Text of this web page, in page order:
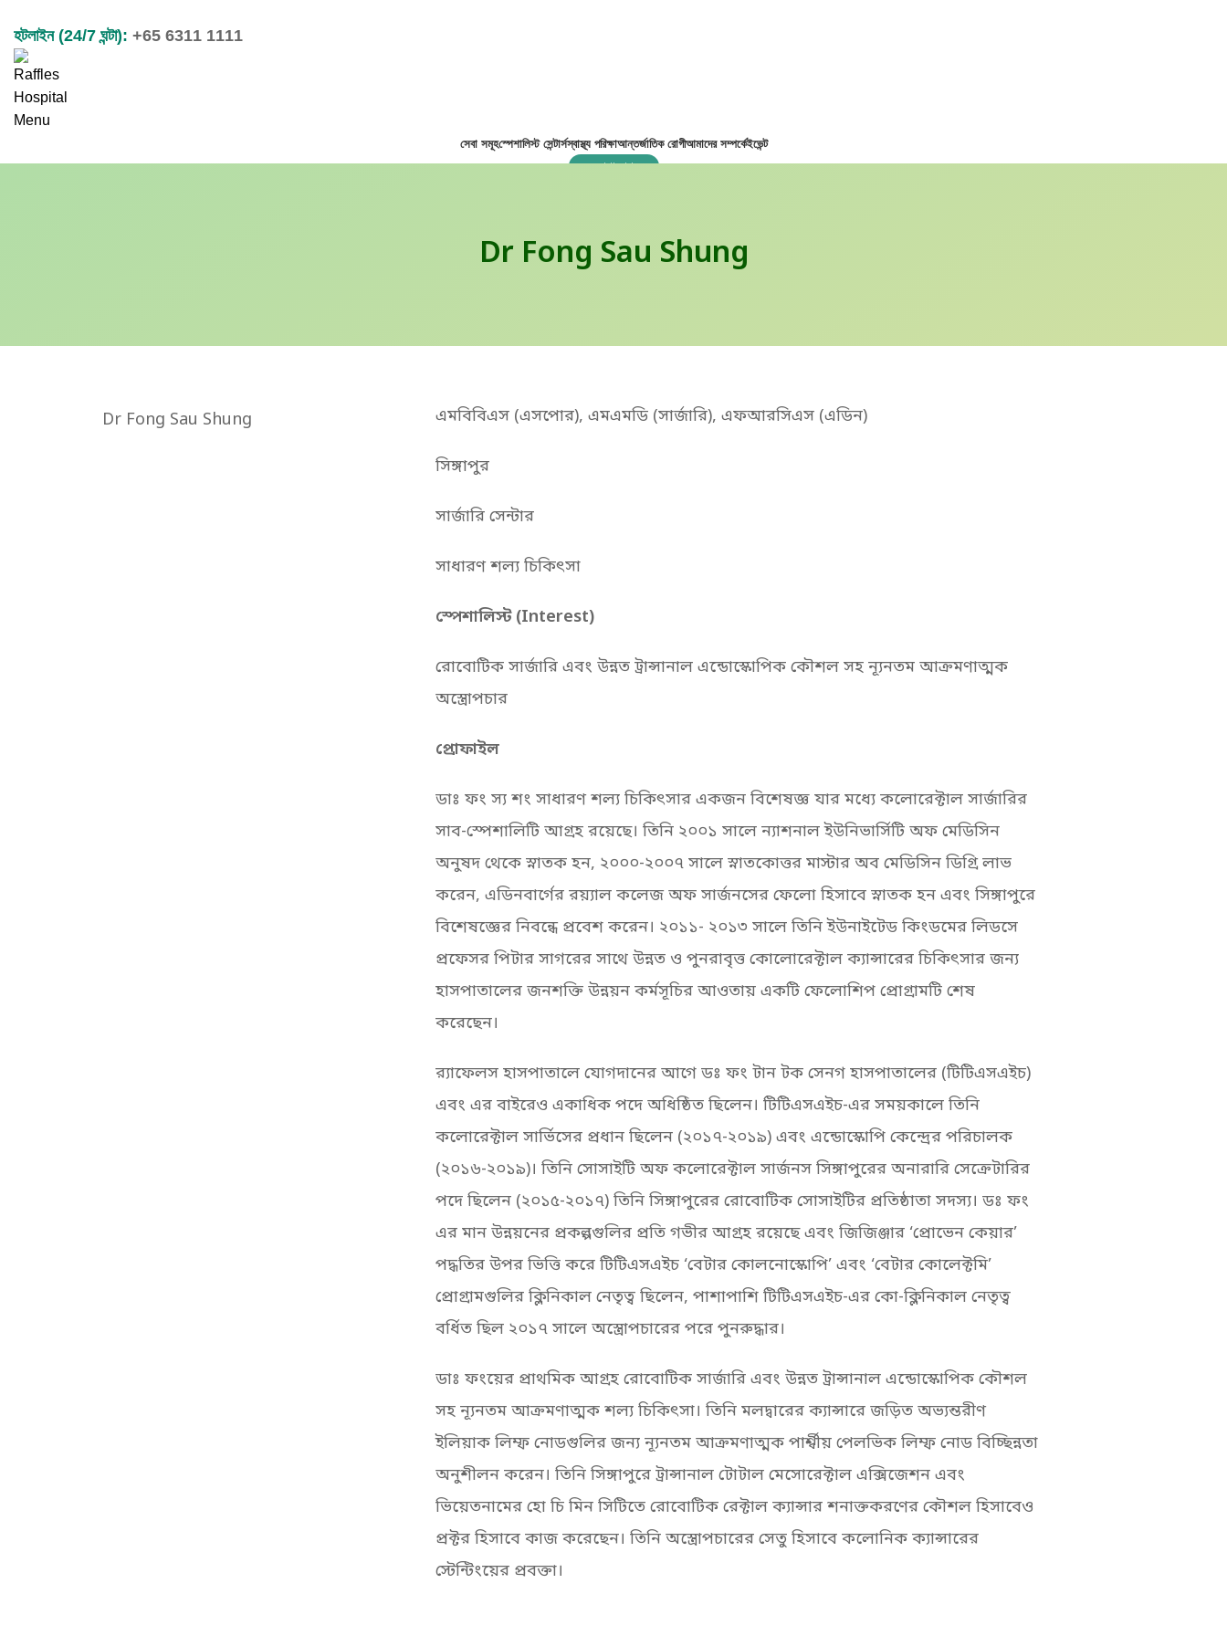
হটলাইন (24/7 ঘন্টা): +65 6311 1111
Menu
সেবা সমূহস্পেশালিস্ট সেন্টার্সস্বাস্থ্য পরিক্ষাআন্তর্জাতিক রোগীআমাদের সম্পর্কেইভেন্ট
যোগাযোগ
Dr Fong Sau Shung
Dr Fong Sau Shung এমবিবিএস (এসপোর), এমএমডি (সার্জারি), এফআরসিএস (এডিন)
সিঙ্গাপুর
সার্জারি সেন্টার
সাধারণ শল্য চিকিৎসা
স্পেশালিস্ট (Interest)
রোবোটিক সার্জারি এবং উন্নত ট্রান্সানাল এন্ডোস্কোপিক কৌশল সহ ন্যূনতম আক্রমণাত্মক
অস্ত্রোপচার
প্রোফাইল
ডাঃ ফং স্য শং সাধারণ শল্য চিকিৎসার একজন বিশেষজ্ঞ যার মধ্যে কলোরেক্টাল সার্জারির
সাব-স্পেশালিটি আগ্রহ রয়েছে। তিনি ২০০১ সালে ন্যাশনাল ইউনিভার্সিটি অফ মেডিসিন
অনুষদ থেকে স্নাতক হন, ২০০০-২০০৭ সালে স্নাতকোত্তর মাস্টার অব মেডিসিন ডিগ্রি লাভ
করেন, এডিনবার্গের রয়্যাল কলেজ অফ সার্জনসের ফেলো হিসাবে স্নাতক হন এবং সিঙ্গাপুরে
বিশেষজ্ঞের নিবন্ধে প্রবেশ করেন। ২০১১- ২০১৩ সালে তিনি ইউনাইটেড কিংডমের লিডসে
প্রফেসর পিটার সাগরের সাথে উন্নত ও পুনরাবৃত্ত কোলোরেক্টাল ক্যান্সারের চিকিৎসার জন্য
হাসপাতালের জনশক্তি উন্নয়ন কর্মসূচির আওতায় একটি ফেলোশিপ প্রোগ্রামটি শেষ
করেছেন।
র‌্যাফেলস হাসপাতালে যোগদানের আগে ডঃ ফং টান টক সেনগ হাসপাতালের (টিটিএসএইচ)
এবং এর বাইরেও একাধিক পদে অধিষ্ঠিত ছিলেন। টিটিএসএইচ-এর সময়কালে তিনি
কলোরেক্টাল সার্ভিসের প্রধান ছিলেন (২০১৭-২০১৯) এবং এন্ডোস্কোপি কেন্দ্রের পরিচালক
(২০১৬-২০১৯)। তিনি সোসাইটি অফ কলোরেক্টাল সার্জনস সিঙ্গাপুরের অনারারি সেক্রেটারির
পদে ছিলেন (২০১৫-২০১৭) তিনি সিঙ্গাপুরের রোবোটিক সোসাইটির প্রতিষ্ঠাতা সদস্য। ডঃ ফং
এর মান উন্নয়নের প্রকল্পগুলির প্রতি গভীর আগ্রহ রয়েছে এবং জিজিঞ্জার ‘প্রোভেন কেয়ার’
পদ্ধতির উপর ভিত্তি করে টিটিএসএইচ ‘বেটার কোলনোস্কোপি’ এবং ‘বেটার কোলেক্টমি’
প্রোগ্রামগুলির ক্লিনিকাল নেতৃত্ব ছিলেন, পাশাপাশি টিটিএসএইচ-এর কো-ক্লিনিকাল নেতৃত্ব
বর্ধিত ছিল ২০১৭ সালে অস্ত্রোপচারের পরে পুনরুদ্ধার।
ডাঃ ফংয়ের প্রাথমিক আগ্রহ রোবোটিক সার্জারি এবং উন্নত ট্রান্সানাল এন্ডোস্কোপিক কৌশল
সহ ন্যূনতম আক্রমণাত্মক শল্য চিকিৎসা। তিনি মলদ্বারের ক্যান্সারে জড়িত অভ্যন্তরীণ
ইলিয়াক লিম্ফ নোডগুলির জন্য ন্যূনতম আক্রমণাত্মক পার্শ্বীয় পেলভিক লিম্ফ নোড বিচ্ছিন্নতা
অনুশীলন করেন। তিনি সিঙ্গাপুরে ট্রান্সানাল টোটাল মেসোরেক্টাল এক্সিজেশন এবং
ভিয়েতনামের হো চি মিন সিটিতে রোবোটিক রেক্টাল ক্যান্সার শনাক্তকরণের কৌশল হিসাবেও
প্রক্টর হিসাবে কাজ করেছেন। তিনি অস্ত্রোপচারের সেতু হিসাবে কলোনিক ক্যান্সারের
স্টেন্টিংয়ের প্রবক্তা।